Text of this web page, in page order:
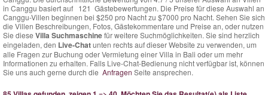
in Canggu basiert auf 121 Gästebewertungen. Die Preise für diese Auswahl an
Canggu-Villen beginnen bei $250 pro Nachtzu $7000 pro Nacht. Sehen Sie sich
die Villen Beschreibungen, Fotos, Gästekommentare und Preise an, oder nutzen
Sie diese Villa Suchmaschinefür weitere Suchmöglichkeiten. Sie sind herzlich
eingeladen, den Live-Chatunten rechts auf dieser Website zu verwenden, um
alle Fragen zur Buchung oder Vermietung einer Villa in Bali oder um mehr
Informationen zu erhalten. Falls Live-Chat-Bedienung nicht verfügbar ist, können
Sie uns auch gerne durch die Anfragen Seite ansprechen.